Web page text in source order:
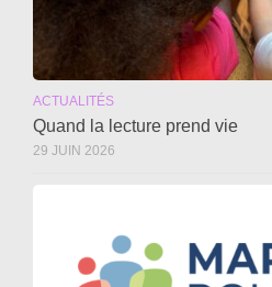
ACTUALITÉS
Quand la lecture prend vie
29 JUIN 2026